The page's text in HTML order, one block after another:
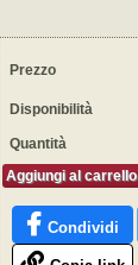
Prezzo
Disponibilità
Quantità
Aggiungi al carrello
Condividi